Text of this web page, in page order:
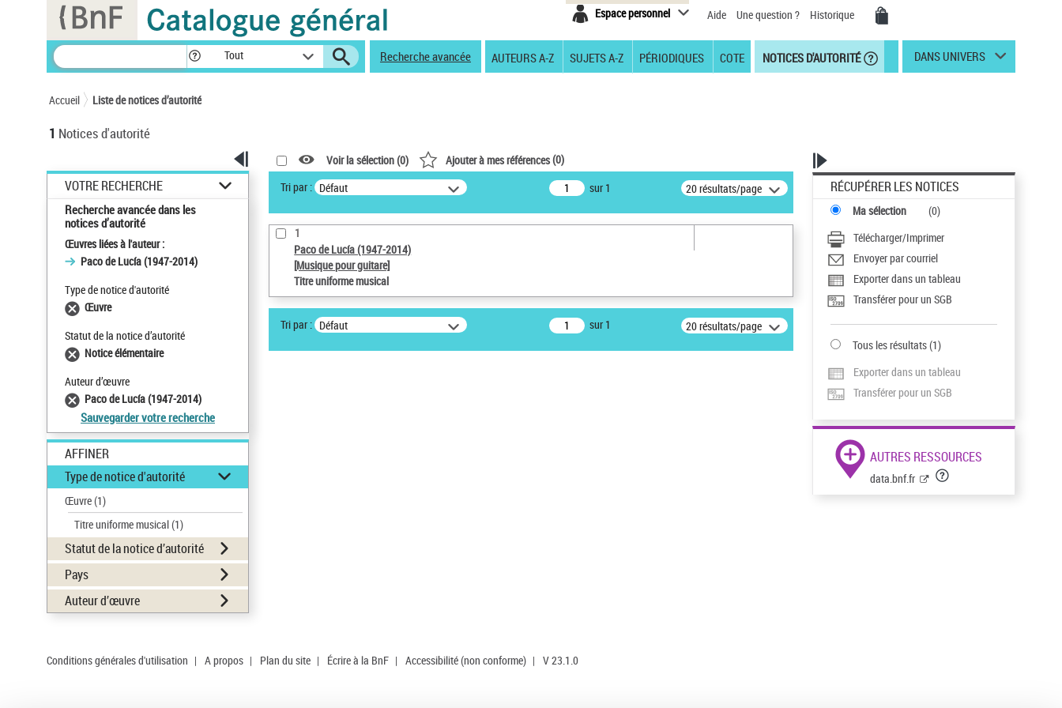
Espace personnel Aide Une question ? Historique
Tout Recherche avancée AUTEURS A-Z SUJETS A-Z PÉRIODIQUES COTE NOTICES D'AUTORITÉ DANS UNIVERS
Accueil Liste de notices d’autorité
1 Notices d'autorité
VOTRE RECHERCHE
Recherche avancée dans les
notices d’autorité
Œuvres liées à l'auteur :
Paco de Lucía (1947-2014)
Type de notice d'autorité
Œuvre
Statut de la notice d’autorité
Notice élémentaire
Auteur d’œuvre
Paco de Lucía (1947-2014)
Sauvegarder votre recherche
AFFINER
Type de notice d'autorité
Œuvre(1)
Titre uniforme musical(1)
Statut de la notice d’autorité
Pays
Auteur d’œuvre
Voir la sélection (0) Ajouter à mes références(0)
Tri par : Défaut sur 1 20 résultats/page
1
Paco de Lucía (1947-2014)
[Musique pour guitare]
Titre uniforme musical
Tri par : Défaut sur 1 20 résultats/page
RÉCUPÉRER LES NOTICES
Ma sélection (0)
Télécharger/Imprimer
Envoyer par courriel
Exporter dans un tableau
Transférer pour un SGB
Tous les résultats(1)
Exporter dans un tableau
Transférer pour un SGB
AUTRES RESSOURCES
data.bnf.fr
Conditions générales d'utilisation | A propos | Plan du site | Écrire à la BnF | Accessibilité (non conforme) | V 23.1.0
Panneau de gestion des cookies